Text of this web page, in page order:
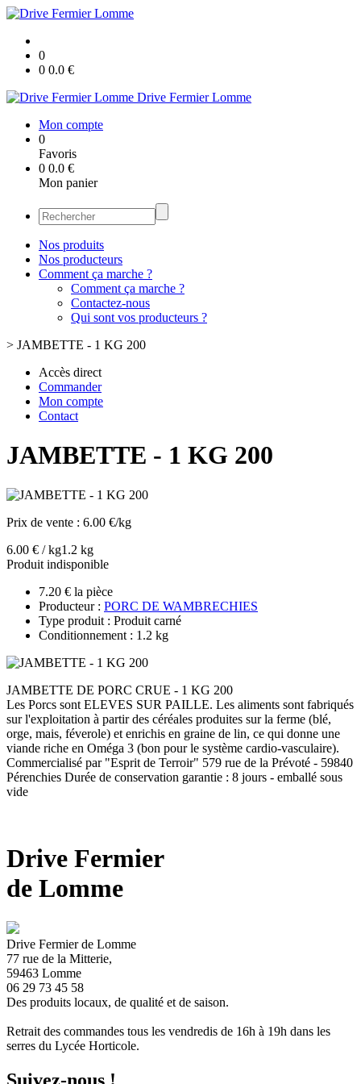
0
0 0.0 €
Drive Fermier Lomme
Mon compte
0
Favoris
0 0.0 €
Mon panier
Nos produits
Nos producteurs
Comment ça marche ?
Comment ça marche ?
Contactez-nous
Qui sont vos producteurs ?
> JAMBETTE - 1 KG 200
Accès direct
Commander
Mon compte
Contact
JAMBETTE - 1 KG 200
Prix de vente : 6.00 €/kg
6.00 € / kg1.2 kg
Produit indisponible
7.20 € la pièce
Producteur : PORC DE WAMBRECHIES
Type produit : Produit carné
Conditionnement : 1.2 kg
JAMBETTE DE PORC CRUE - 1 KG 200
Les Porcs sont ELEVES SUR PAILLE. Les aliments sont fabriqués
sur l'exploitation à partir des céréales produites sur la ferme (blé,
orge, mais, féverole) et enrichis en graine de lin, ce qui donne une
viande riche en Oméga 3 (bon pour le système cardio-vasculaire).
Commercialisé par "Esprit de Terroir" 579 rue de la Prévoté - 59840
Pérenchies Durée de conservation garantie : 8 jours - emballé sous
vide
Drive Fermier
de Lomme
Drive Fermier de Lomme
77 rue de la Mitterie,
59463 Lomme
06 29 73 45 58
Des produits locaux, de qualité et de saison.
Retrait des commandes tous les vendredis de 16h à 19h dans les
serres du Lycée Horticole.
Suivez-nous !